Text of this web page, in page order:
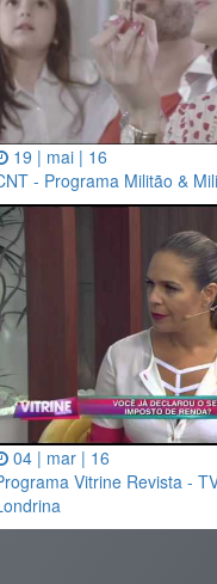
19 | mai | 16
- Programa Militão &
04 | mar | 16
Vitrine Revista -